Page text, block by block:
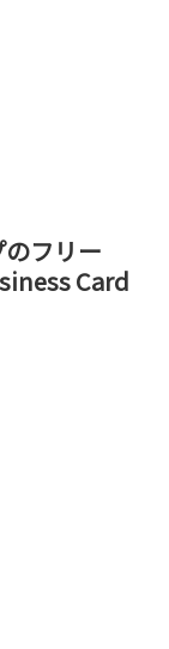
フリー
Card